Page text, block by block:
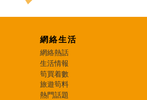
網絡生活
網絡熱話
生活情報
筍買着數
旅遊筍料
熱門話題